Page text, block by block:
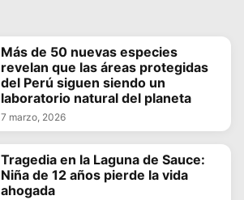
Más de 50 nuevas especies
revelan que las áreas protegidas
del Perú siguen siendo un
laboratorio natural del planeta
7 marzo, 2026
Tragedia en la Laguna de Sauce:
Niña de 12 años pierde la vida
ahogada